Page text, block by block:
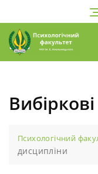
Психологічний
дисципліни